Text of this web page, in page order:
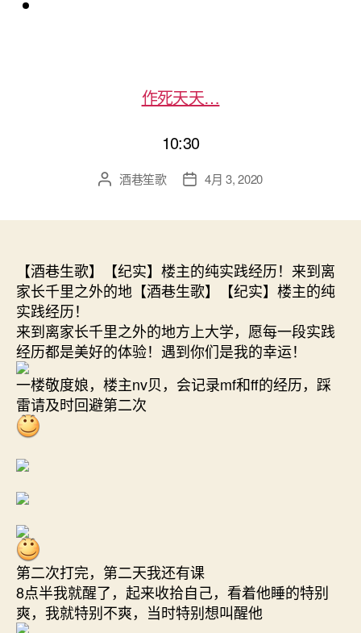
作死天天…
10:30
文 酒巷笙歌
发 4月 3, 2020
【酒巷生歌】【纪实】楼主的纯实践经历！来到离
家长千里之外的地【酒巷生歌】【纪实】楼主的纯
实践经历！
来到离家长千里之外的地方上大学，愿每一段实践
经历都是美好的体验！遇到你们是我的幸运！
一楼敬度娘，楼主nv贝，会记录mf和ff的经历，踩
雷请及时回避第二次
第二次打完，第二天我还有课
8点半我就醒了，起来收拾自己，看着他睡的特别
爽，我就特别不爽，当时特别想叫醒他